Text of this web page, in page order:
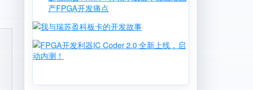
产FPGA开发痛点
Image
Image